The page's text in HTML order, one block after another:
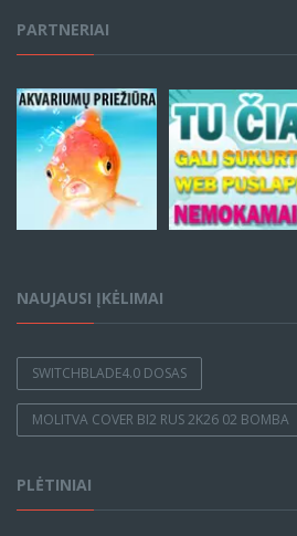
PARTNERIAI
NAUJAUSI ĮKĖLIMAI
SWITCHBLADE4.0 DOSAS
MOLITVA COVER BI2 RUS 2K26 02 BOMBA
PLĖTINIAI